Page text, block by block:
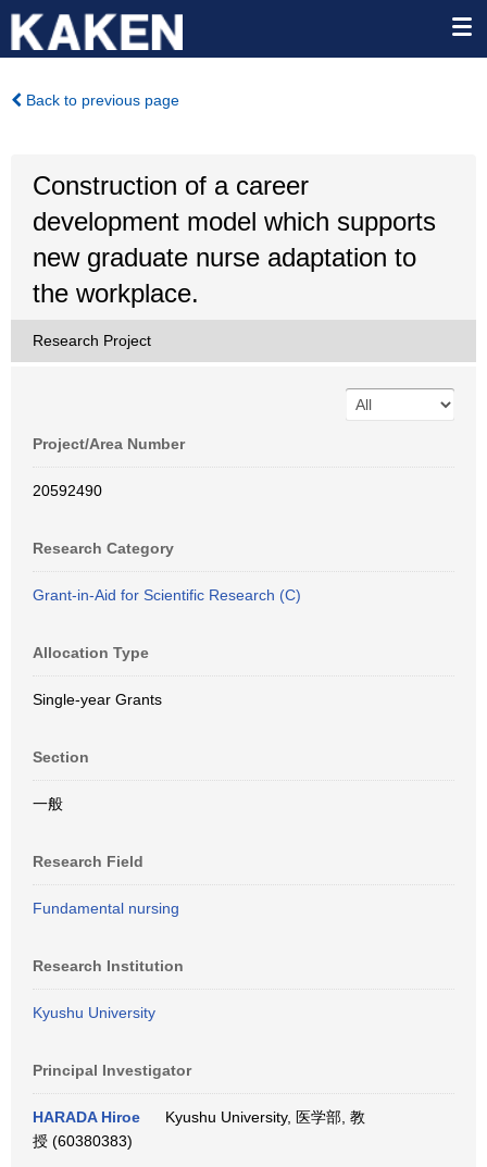
Back to previous page
Construction of a career
development model which supports
new graduate nurse adaptation to
the workplace.
Research Project
Project/Area Number
20592490
Research Category
Grant-in-Aid for Scientific Research (C)
Allocation Type
Single-year Grants
Section
一般
Research Field
Fundamental nursing
Research Institution
Kyushu University
Principal Investigator
HARADA Hiroe
Kyushu University, 医学部, 教
授 (60380383)